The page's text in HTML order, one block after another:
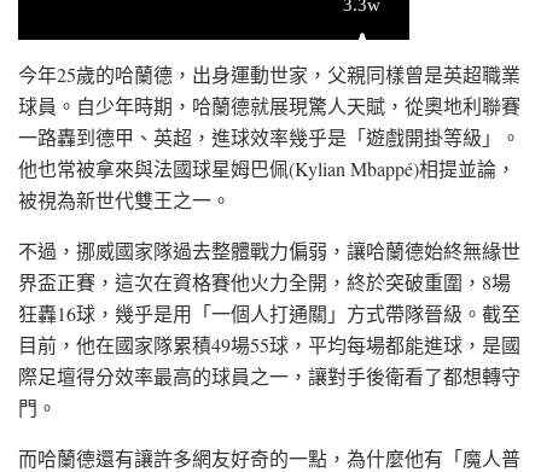
今年25歲的哈蘭德，出身運動世家，父親同樣曾是英超職業
球員。自少年時期，哈蘭德就展現驚人天賦，從奧地利聯賽
一路轟到德甲、英超，進球效率幾乎是「遊戲開掛等級」。
他也常被拿來與法國球星姆巴佩(Kylian Mbappé)相提並論，
被視為新世代雙王之一。
不過，挪威國家隊過去整體戰力偏弱，讓哈蘭德始終無緣世
界盃正賽，這次在資格賽他火力全開，終於突破重圍，8場
狂轟16球，幾乎是用「一個人打通關」方式帶隊晉級。截至
目前，他在國家隊累積49場55球，平均每場都能進球，是國
際足壇得分效率最高的球員之一，讓對手後衛看了都想轉守
門。
而哈蘭德還有讓許多網友好奇的一點，為什麼他有「魔人普